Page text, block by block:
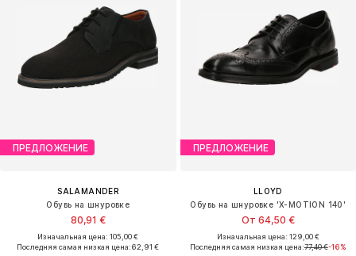
ПРЕДЛОЖЕНИЕ
SALAMANDER
Обувь на шнуровке
80,91 €
Изначальная цена: 105,00 €
Последняя самая низкая цена:62,91 €
ПРЕДЛОЖЕНИЕ
LLOYD
Обувь на шнуровке 'X-MOTION 140'
От 64,50 €
Изначальная цена: 129,00 €
Последняя самая низкая цена:77,40 €-16%